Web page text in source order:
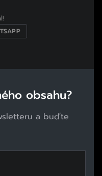
obsahu?
a buďte